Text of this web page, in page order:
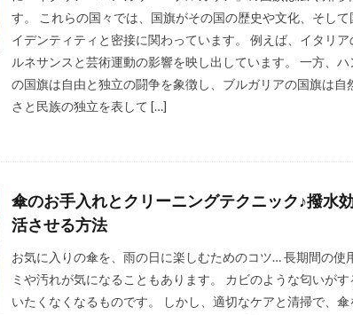
す。 これらの国々では、国旗がその国の歴史や文化、そして
イデンティティと密接に関わっています。 例えば、イタリア
ルネサンスと芸術運動の影響を映し出しています。 一方、ハ
の国旗は自由と独立の闘争を象徴し、ブルガリアの国旗は自
さと民族の独立を表して […]
傘のお手入れとクリーニングテクニック♪撥水
活させる方法
お気に入りの傘を、雨の日に楽しむためのコツ… 長期間の使
ミや汚れが気になることもあります。 カビのような匂いがす
いたくなくなるものです。 しかし、適切なケアと清掃で、傘